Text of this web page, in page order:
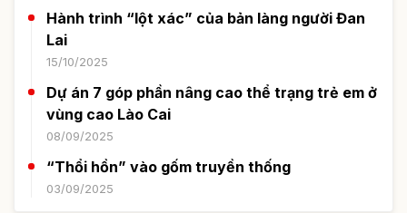
Hành trình “lột xác” của bản làng người Đan
Lai
15/10/2025
Dự án 7 góp phần nâng cao thể trạng trẻ em ở
vùng cao Lào Cai
08/09/2025
“Thổi hồn” vào gốm truyền thống
03/09/2025